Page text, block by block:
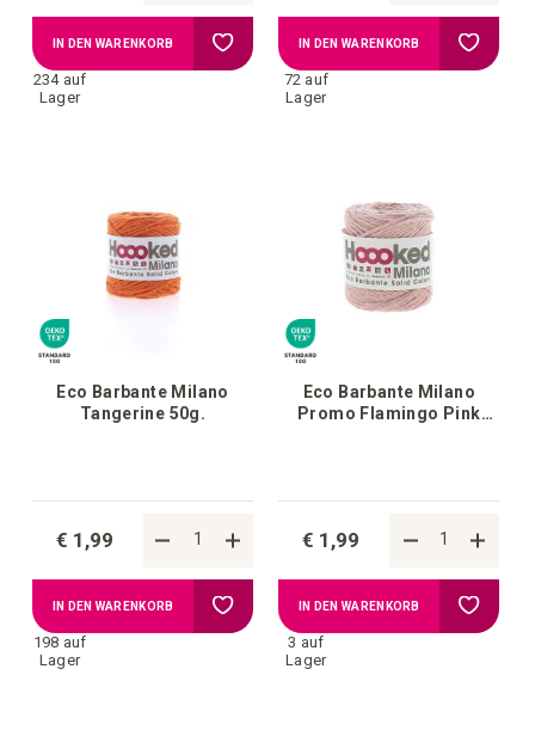
234 auf
Lager
IN DEN WARENKORB Zur
Wunschliste
72 auf
Lager
IN DEN WARENKORB Zur
Eco Barbante Milano
Tangerine 50g.
€ 1,99
198 auf
Lager
IN DEN WARENKORB Zur
Wunschliste
Eco Barbante Milano
Promo Flamingo Pink
€ 1,99
3 auf
Lager
IN DEN WARENKORB Zur